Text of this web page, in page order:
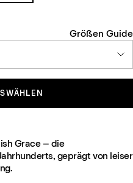
Größen Guide
Grace – die
geprägt von leiser